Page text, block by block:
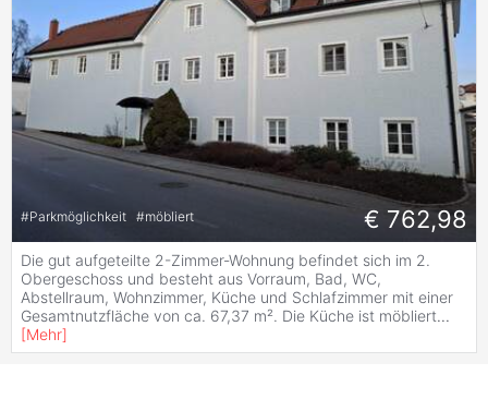
#Parkmöglichkeit #möbliert € 762,98
Die gut aufgeteilte 2-Zimmer-Wohnung befindet sich im 2.
Obergeschoss und besteht aus Vorraum, Bad, WC,
Abstellraum, Wohnzimmer, Küche und Schlafzimmer mit einer
Gesamtnutzfläche von ca. 67,37 m². Die Küche ist möbliert...
[Mehr]